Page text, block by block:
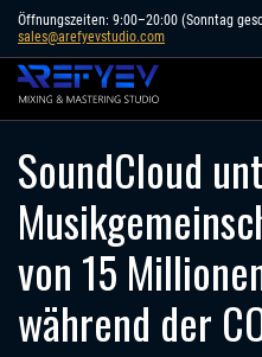
Skip
content
Öffnungszeiten: 9:00–20:00 (Sonntag
sales@arefyevstudio.com
SoundCloud
von 15
während der